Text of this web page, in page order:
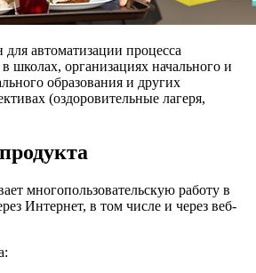
автоматизации процесса
школах, организациях начального и
образования и других
(оздоровительные лагеря,
многопользовательскую работу в
Интернет, в том числе и через веб-